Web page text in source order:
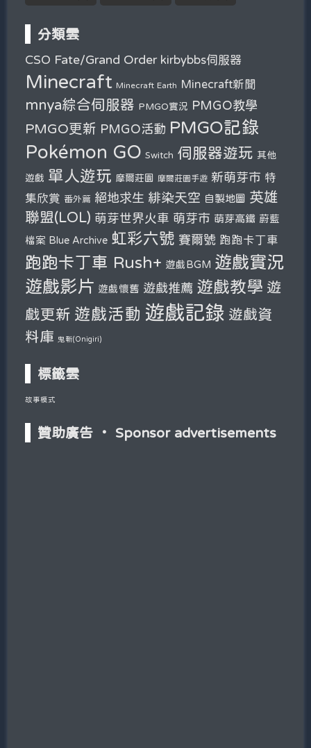
分類雲
CSO Fate/Grand Order kirbybbs伺服器
Minecraft Minecraft Earth Minecraft新聞
mnya綜合伺服器 PMGO實況 PMGO教學
PMGO更新 PMGO活動 PMGO記錄
Pokémon GO Switch 伺服器遊玩 其他
遊戲 單人遊玩 摩爾莊園 摩爾莊園手遊 新萌芽市 特
集欣賞 番外篇 絕地求生 緋染天空 自製地圖 英雄
聯盟(LOL) 萌芽世界火車 萌芽市 萌芽高鐵 蔚藍
檔案 Blue Archive 虹彩六號 賽爾號 跑跑卡丁車
跑跑卡丁車 Rush+ 遊戲BGM 遊戲實況
遊戲影片 遊戲懷舊 遊戲推薦 遊戲教學 遊
戲更新 遊戲活動 遊戲記錄 遊戲資
料庫
鬼斬(Onigiri)
標籤雲
故事模式
贊助廣告 ‧ Sponsor advertisements